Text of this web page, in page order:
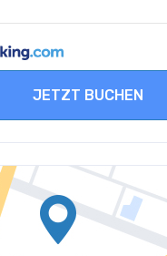
JETZT BUCHEN